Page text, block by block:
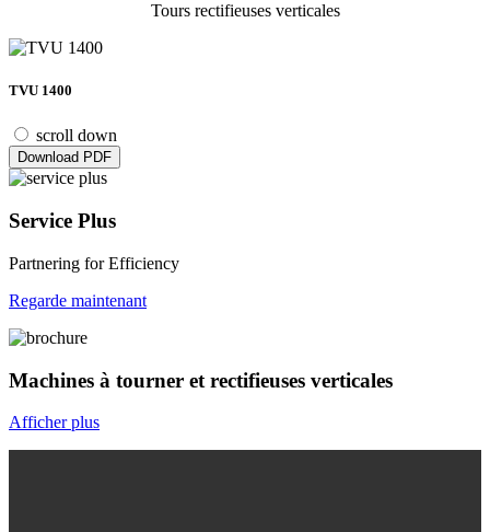
Tours rectifieuses verticales
TVU 1400
scroll down
Download PDF
Service Plus
Partnering for Efficiency
Regarde maintenant
Machines à tourner et rectifieuses verticales
Afficher plus